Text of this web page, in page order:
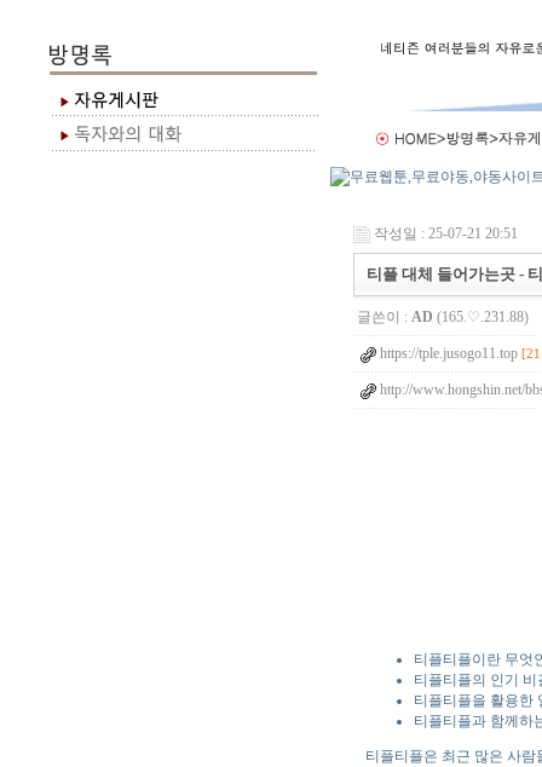
작성일 : 25-07-21 20:51
티플 대체 들어가는곳 -
글쓴이 : AD (165.♡.231.88)
https://tple.jusogo11.top
http://www.hongshin.net/
티플티플이란 무엇
티플티플의 인기 비
티플티플을 활용한
티플티플과 함께하
티플티플은 최근 많은 사람